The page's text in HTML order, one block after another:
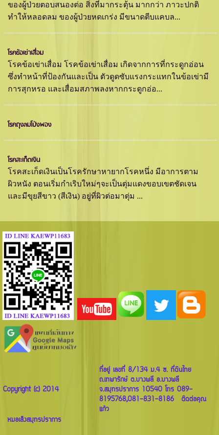
ของผู้ป่วยตอบสนองต่อ สิ่งที่มากระตุ้น มากกว่า ภาวะปกติ
ทำให้หลอดลม ของผู้ป่วยหดเกร่ง มีขนาดตีบแคบล...
โรคข้อเข่าเสื่อม
โรคข้อเข่าเสื่อม โรคข้อเข่าเสื่อม เกิดจากการที่กระดูกอ่อน
ซึ่งทำหน้าที่ป้องกันและเป็น ตัวดูดซับแรงกระแทกในข้อเข่ามี
การสุกหรอ และเสื่อมสภาพลงหากกระดูกอ่อ...
โรคถุงลมโป่งพอง
โรคสะเก็ดเงิน
โรคสะเก็ดเงินเป็นโรครักษาหายากโรคหนึ่ง มีอาการตาม
ผิวหนัง ตอนเริ่มกำเริบใหม่ๆจะเป็นตุ่มแดงขอบเขตชัดเจน
และมีขุยสีขาว (สีเงิน) อยู่ที่ผิวต่อมาตุ่ม ...
Copyright (c) 2014
ที่อยู่ เลขที่ 8/134 ม.4 ซ. ที่ดินไทย
ถ.เทพารักษ์ ต.บางพลี อ.บางพลี
จ.สมุทรปราการ 10540 โทร 089-
8195768,081-831-8186 ติดต่อคุณ
แก้ว
หมอเส็งสมุทรปราการ